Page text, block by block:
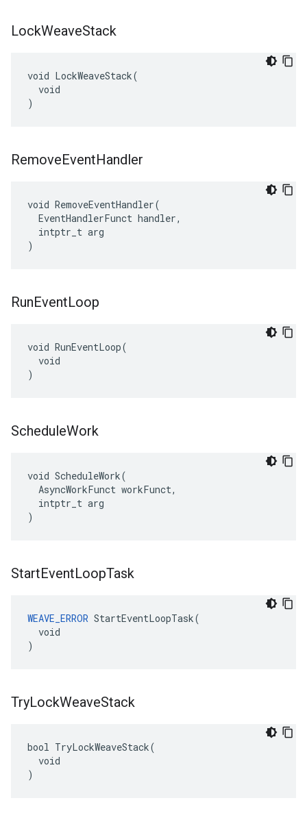
LockWeaveStack
void LockWeaveStack(
  void
)
RemoveEventHandler
void RemoveEventHandler(
  EventHandlerFunct handler,
  intptr_t arg
)
RunEventLoop
void RunEventLoop(
  void
)
ScheduleWork
void ScheduleWork(
  AsyncWorkFunct workFunct,
  intptr_t arg
)
StartEventLoopTask
WEAVE_ERROR StartEventLoopTask(
  void
)
TryLockWeaveStack
bool TryLockWeaveStack(
  void
)